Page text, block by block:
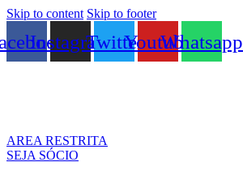
Skip to content Skip to footer
InstagramTwitterYoutubeWhatsapp
AREA RESTRITA
SEJA SÓCIO